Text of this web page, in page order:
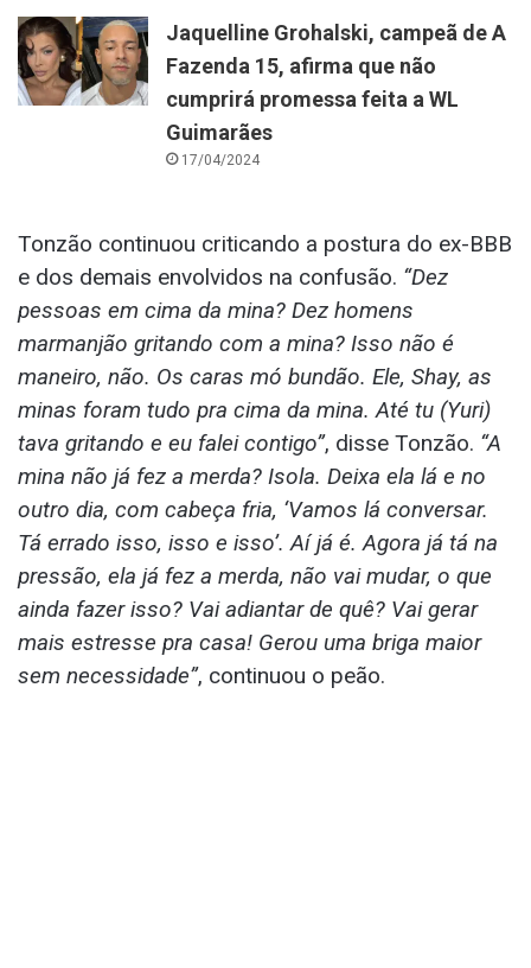
Jaquelline Grohalski, campeã de A
Fazenda 15, afirma que não
cumprirá promessa feita a WL
Guimarães
17/04/2024
Tonzão continuou criticando a postura do ex-BBB
e dos demais envolvidos na confusão. “Dez
pessoas em cima da mina? Dez homens
marmanjão gritando com a mina? Isso não é
maneiro, não. Os caras mó bundão. Ele, Shay, as
minas foram tudo pra cima da mina. Até tu (Yuri)
tava gritando e eu falei contigo”, disse Tonzão. “A
mina não já fez a merda? Isola. Deixa ela lá e no
outro dia, com cabeça fria, ‘Vamos lá conversar.
Tá errado isso, isso e isso’. Aí já é. Agora já tá na
pressão, ela já fez a merda, não vai mudar, o que
ainda fazer isso? Vai adiantar de quê? Vai gerar
mais estresse pra casa! Gerou uma briga maior
sem necessidade”, continuou o peão.